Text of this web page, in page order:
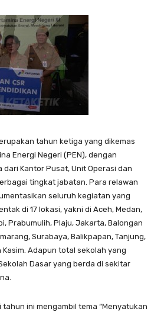
tahun ketiga yang dikemas
Energi Negeri (PEN), dengan
dari Kantor Pusat, Unit Operasi dan
tingkat jabatan. Para relawan
seluruh kegiatan yang
di 17 lokasi, yakni di Aceh, Medan,
Prabumulih, Plaju, Jakarta, Balongan
Surabaya, Balikpapan, Tanjung,
Adapun total sekolah yang
Dasar yang berda di sekitar
ini mengambil tema “Menyatukan